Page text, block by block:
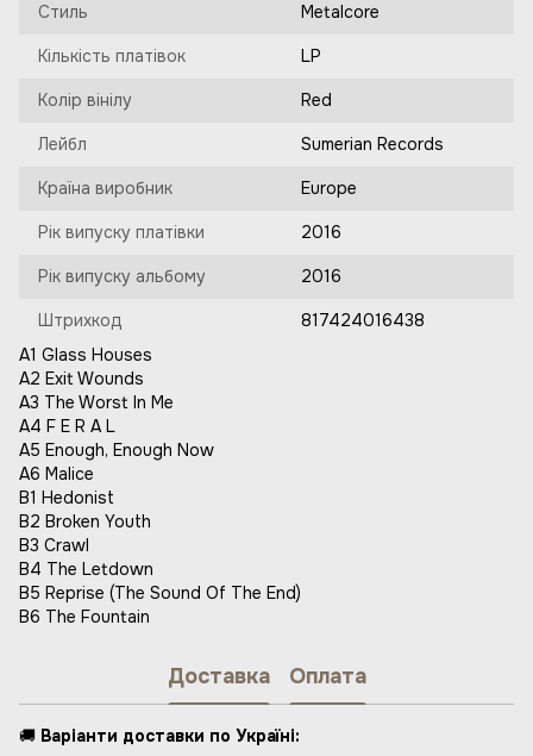
Стиль Metalcore
Кількість платівок LP
Колір вінілу Red
Лейбл Sumerian Records
Країна виробник Europe
Рік випуску платівки 2016
Рік випуску альбому 2016
Штрихкод
817424016438
A1 Glass Houses
A2 Exit Wounds
A3 The Worst In Me
A4 F E R A L
A5 Enough, Enough Now
A6 Malice
B1 Hedonist
B2 Broken Youth
B3 Crawl
B4 The Letdown
B5 Reprise (The Sound Of The End)
B6 The Fountain
Доставка Оплата
🚚 Варіанти доставки по Україні: